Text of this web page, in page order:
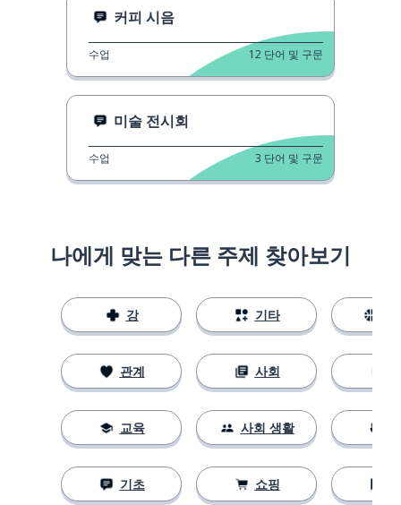
커피 시음
수업 12 단어 및 구문
미술 전시회
수업 3 단어 및 구문
나에게 맞는 다른 주제 찾아보기
강
관계
교육
기초
기타
사회
사회 생활
쇼핑